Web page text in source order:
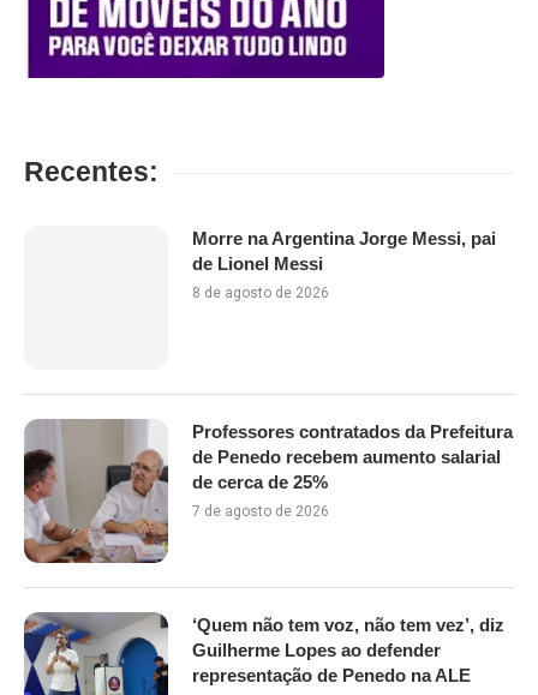
Recentes:
Morre na Argentina Jorge Messi, pai
de Lionel Messi
8 de agosto de 2026
Professores contratados da Prefeitura
de Penedo recebem aumento salarial
de cerca de 25%
7 de agosto de 2026
‘Quem não tem voz, não tem vez’, diz
Guilherme Lopes ao defender
representação de Penedo na ALE